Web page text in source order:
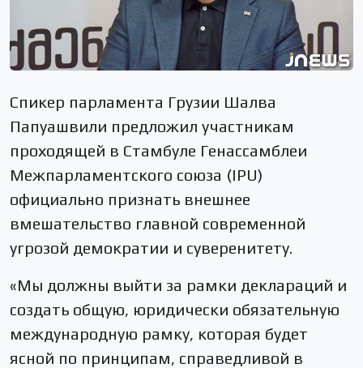
Спикер парламента Грузии Шалва
Папуашвили предложил участникам
проходящей в Стамбуле Генассамблеи
Межпарламентского союза (IPU)
официально признать внешнее
вмешательство главной современной
угрозой демократии и суверенитету.
«Мы должны выйти за рамки деклараций и
создать общую, юридически обязательную
международную рамку, которая будет
ясной по принципам, справедливой в